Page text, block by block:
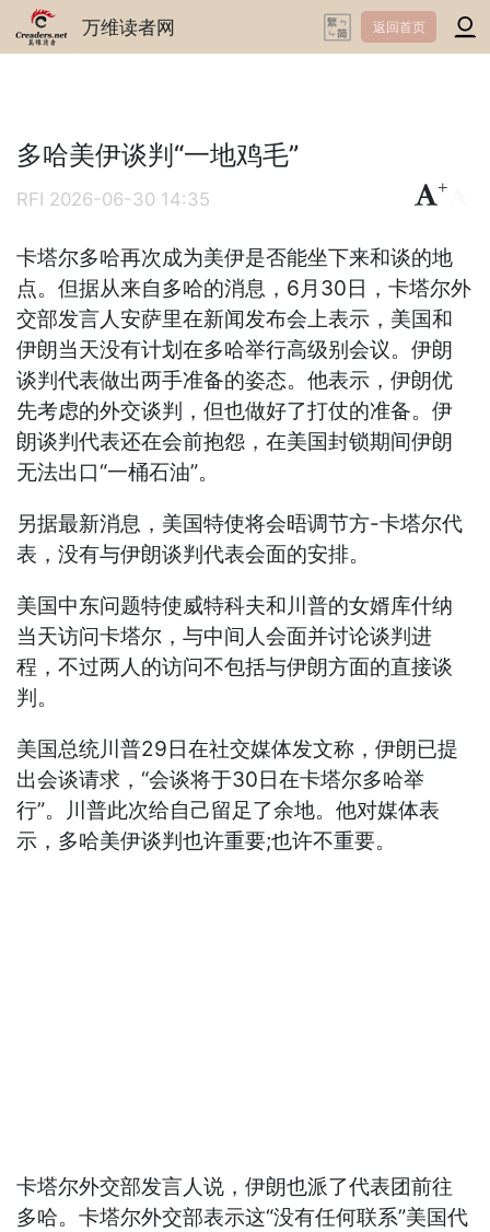
万维读者网 返回首页
多哈美伊谈判“一地鸡毛”
RFI 2026-06-30 14:35
+
卡塔尔多哈再次成为美伊是否能坐下来和谈的地
点。但据从来自多哈的消息，6月30日，卡塔尔外
交部发言人安萨里在新闻发布会上表示，美国和
伊朗当天没有计划在多哈举行高级别会议。伊朗
谈判代表做出两手准备的姿态。他表示，伊朗优
先考虑的外交谈判，但也做好了打仗的准备。伊
朗谈判代表还在会前抱怨，在美国封锁期间伊朗
无法出口“一桶石油”。
另据最新消息，美国特使将会晤调节方-卡塔尔代
表，没有与伊朗谈判代表会面的安排。
美国中东问题特使威特科夫和川普的女婿库什纳
当天访问卡塔尔，与中间人会面并讨论谈判进
程，不过两人的访问不包括与伊朗方面的直接谈
判。
美国总统川普29日在社交媒体发文称，伊朗已提
出会谈请求，“会谈将于30日在卡塔尔多哈举
行”。川普此次给自己留足了余地。他对媒体表
示，多哈美伊谈判也许重要;也许不重要。
卡塔尔外交部发言人说，伊朗也派了代表团前往
多哈。卡塔尔外交部表示这“没有任何联系”美国代